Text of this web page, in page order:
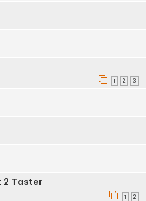
1 2 3
2 Taster
1 2